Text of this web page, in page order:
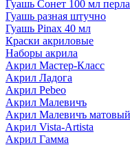
Гуашь Сонет 100 мл
Гуашь разная штучно
Гуашь Pinax 40 мл
Краски акриловые
Наборы акрила
Акрил Мастер-Класс
Акрил Ладога
Акрил Pebeo
Акрил Малевичъ
Акрил Малевичъ матовый
Акрил Vista-Artista
Акрил Гамма